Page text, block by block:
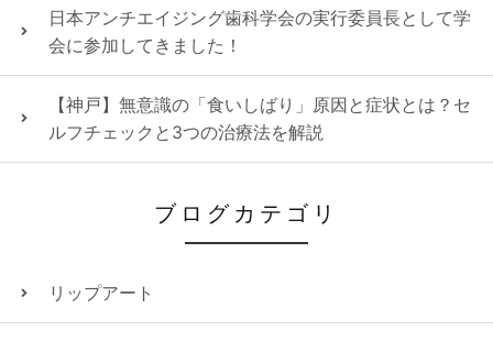
日本アンチエイジング歯科学会の実行委員長として学
会に参加してきました！
【神戸】無意識の「食いしばり」原因と症状とは？セ
ルフチェックと3つの治療法を解説
ブログカテゴリ
リップアート